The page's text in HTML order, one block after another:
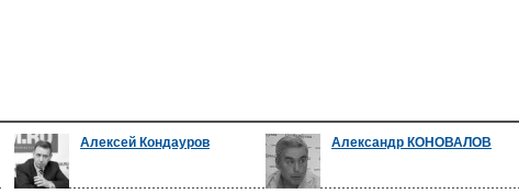
Алексей Кондауров Александр КОНОВАЛОВ